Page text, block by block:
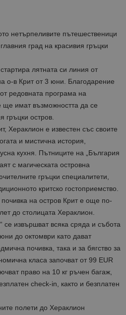
нетърпеливите пътешественици
град на красивия гръцки
лятната си линия от
о-в Крит от 3 юни. Благодарение
редовната програма на
ще имат възможността да се
гръцки остров.
Хераклион е известен със своите
и мистична история,
кухня. Пътниците на „България
с магическата островна
гръцки специалитети,
критско гостоприемство.
на остров Крит е още по-
до столицата Хераклион.
се извършват всяка сряда и събота
до октомври като дават
почивка, така и за бягство за
класа започват от 99 EUR
право на 10 кг ръчен багаж,
check-in, както и безплатен
полети до Хераклион